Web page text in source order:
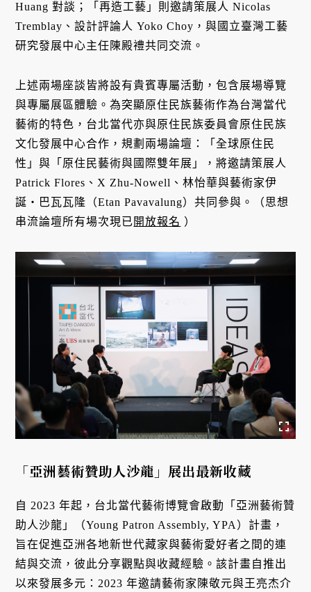
Huang 對談；「再造工藝」則邀請策展人 Nicolas
Tremblay、設計評論人 Yoko Choy，與國立臺灣工藝
研究發展中心主任陳殿禮共同交流。
上述兩場座談皆將設有貴賓專屬活動，包含展場導覽
與專屬展區體驗。為突顯原住民族藝術作為台灣當代
藝術的特色，台北當代亦與原住民族委員會原住民族
文化發展中心合作，規劃兩場論壇：「全球原住民
性」與「原住民藝術與國際雙年展」，將邀請策展人
Patrick Flores、X Zhu-Nowell、林怡華與藝術家伊
誕・巴瓦瓦隆（Etan Pavavalung）共同參與。（思想
串流論壇所有場次現已開放報名 ）
「亞洲藝術贊助人沙龍」展出最新收藏
自 2023 年起，台北當代藝術博覽會啟動「亞洲藝術贊
助人沙龍」（Young Patron Assembly, YPA）計畫，
旨在促進亞洲各地新世代藏家與藝術愛好者之間的連
結與交流，彼此分享觀點與收藏經驗。該計畫自推出
以來發展多元：2023 年邀請藝術家陳敬元與王亮杰介